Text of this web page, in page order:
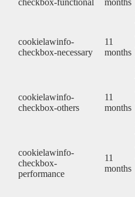
checkbox-functional
months
cookielawinfo-
checkbox-necessary
11
months
cookielawinfo-
checkbox-others
11
months
cookielawinfo-
checkbox-
performance
11
months